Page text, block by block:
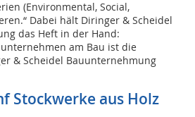
(Environmental, Social,
Dabei hält Diringer & Scheidel
das Heft in der Hand:
am Bau ist die
& Scheidel Bauunternehmung
Stockwerke aus Holz